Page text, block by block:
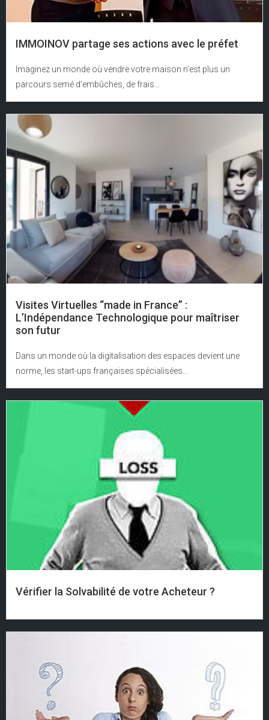
IMMOINOV partage ses actions avec le préfet
Imaginez un monde où vendre votre maison n’est plus un
parcours semé d’embûches, de frais...
Visites Virtuelles “made in France” :
L’Indépendance Technologique pour maîtriser
son futur
Dans un monde où la digitalisation des espaces devient une
norme, les start-ups françaises spécialisées...
Vérifier la Solvabilité de votre Acheteur ?